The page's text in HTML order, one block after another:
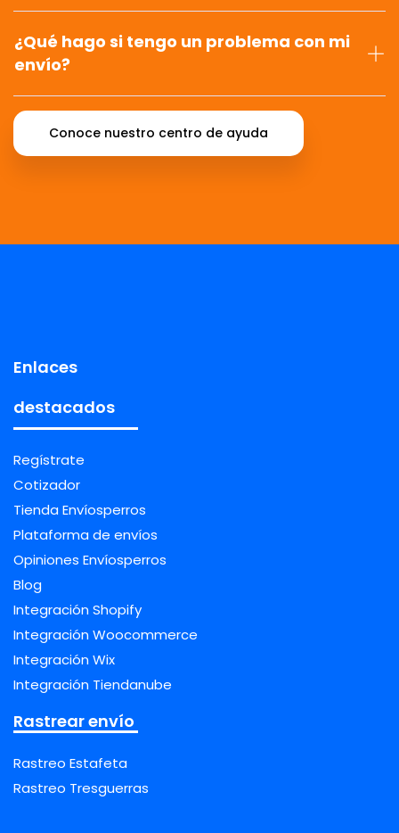
¿Qué hago si tengo un problema con mi
envío?
Conoce nuestro centro de ayuda
Enlaces
destacados
Regístrate
Cotizador
Tienda Envíosperros
Plataforma de envíos
Opiniones Envíosperros
Blog
Integración Shopify
Integración Woocommerce
Integración Wix
Integración Tiendanube
Rastrear envío
Rastreo Estafeta
Rastreo Tresguerras